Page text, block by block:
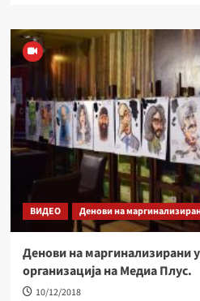
ВИДЕО Денови на
Денови на маргинализирани
организација на Медиа Плус.
10/12/2018